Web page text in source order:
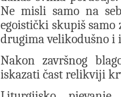
Ne misli samo na
egoistički skupiš samo
drugima velikodušno i
Nakon završnog
iskazati čast relikviji